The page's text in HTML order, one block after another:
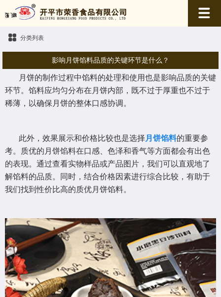
分类列表
影响月饼馅料品质的关键环节是什么？
月饼的制作过程中馅料的处理和使用也是影响品质的关键
环节。馅料应均匀分布在月饼内部，既不过于厚重也不过于
稀薄，以确保月饼的整体口感协调。
此外，效果展示和价格比较也是选择 月饼馅料的重要参
考。质优的月饼馅料在口感、色泽和香气等方面都会有出色
的表现。通过查看实物样品或产品图片，我们可以直观地了
解馅料的品质。同时，结合价格因素进行综合比较，有助于
我们找到性价比高的质优月饼馅料。